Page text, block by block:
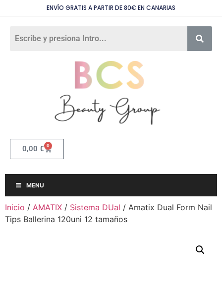
ENVÍO GRATIS A PARTIR DE 80€ EN CANARIAS
0,00 € 0
MENU
Inicio / AMATIX / Sistema DUal / Amatix Dual Form Nail
Tips Ballerina 120uni 12 tamaños